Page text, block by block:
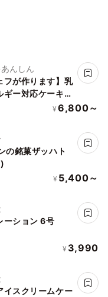
んしん
フが作ります】乳
ギー対応ケーキ／
（12cm）ヴィ
¥ 6,800～
の銘菓ザッハト
¥ 5,400～
ーション 6号
¥ 3,990
イスクリームケー